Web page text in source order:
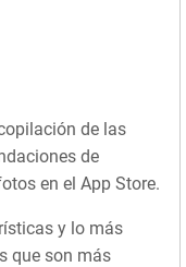
de las
de
en el App Store.
y lo más
que son más